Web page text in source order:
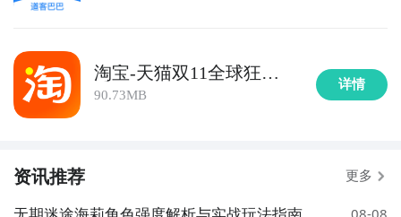
淘宝-天猫双11全球狂欢
季
90.73MB
详情
资讯推荐 更多
08-08